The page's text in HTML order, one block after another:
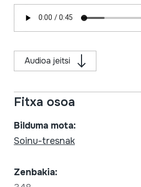
Audioa jeitsi
Fitxa osoa
Bilduma mota:
Soinu-tresnak
Zenbakia: